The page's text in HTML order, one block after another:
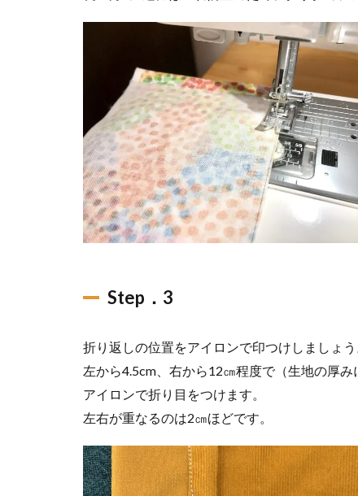
Step．3
折り返しの位置をアイロンで印つけしましょう
左から4.5cm、右から12㎝程度で（生地の厚
アイロンで折り目をつけます。
左右が重なるのは2㎝ほどです。